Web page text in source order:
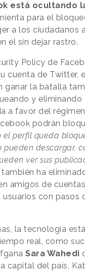
está ocultando
para el
a los ciudadanos
él sin dejar rastro.
Policy de
cuenta de Twitter,
ganar la batalla
y eliminando
a favor del
podrán
el perfil queda
pueden descargar,
ver sus
ha
amigos de
con pasos
la tecnología
real, como
Sara Wahedi
capital del país,